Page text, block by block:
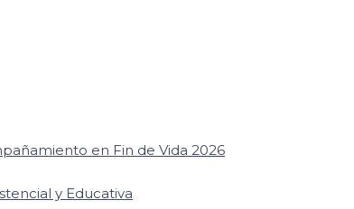
en Fin de Vida 2026
y Educativa